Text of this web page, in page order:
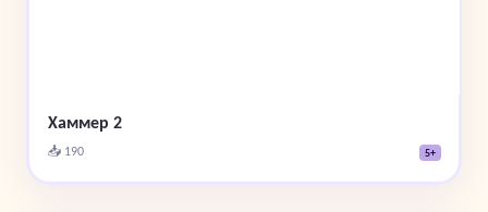
Хаммер 2
📥 190 5+